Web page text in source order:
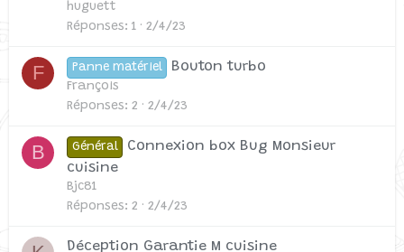
huguett
Réponses
1 2/4/23
F Panne matériel Bouton turbo
François
Réponses
2 2/4/23
B Général
Connexion box Bug Monsieur
cuisine
Bjc81
Réponses
2 2/4/23
Déception Garantie M cuisine